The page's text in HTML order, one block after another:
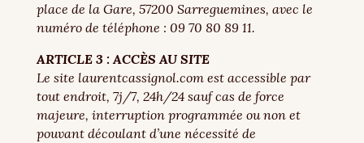
place de la Gare, 57200 Sarreguemines, avec le
numéro de téléphone : 09 70 80 89 11.
ARTICLE 3 : ACCÈS AU SITE
Le site laurentcassignol.com est accessible par
tout endroit, 7j/7, 24h/24 sauf cas de force
majeure, interruption programmée ou non et
pouvant découlant d’une nécessité de